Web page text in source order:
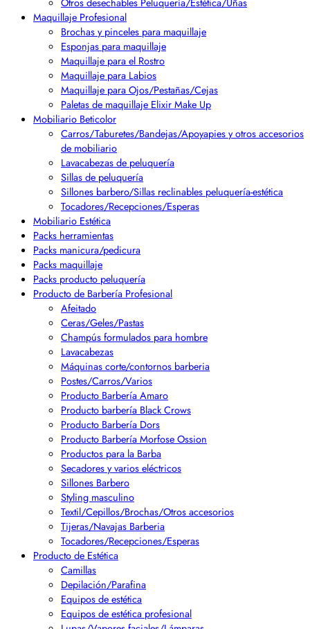
Maquillaje Profesional
Brochas y pinceles para maquillaje
Esponjas para maquillaje
Maquillaje para el Rostro
Maquillaje para Labios
Maquillaje para Ojos/Pestañas/Cejas
Paletas de maquillaje Elixir Make Up
Mobiliario Beticolor
Carros/Taburetes/Bandejas/Apoyapies y otros accesorios
de mobiliario
Lavacabezas de peluquería
Sillas de peluquería
Sillones barbero/Sillas reclinables peluquería-estética
Tocadores/Recepciones/Esperas
Mobiliario Estética
Packs herramientas
Packs manicura/pedicura
Packs maquillaje
Packs producto peluquería
Producto de Barbería Profesional
Afeitado
Ceras/Geles/Pastas
Champús formulados para hombre
Lavacabezas
Máquinas corte/contornos barberia
Postes/Carros/Varios
Producto Barbería Amaro
Producto barbería Black Crows
Producto Barbería Dors
Producto Barbería Morfose Ossion
Productos para la Barba
Secadores y varios eléctricos
Sillones Barbero
Styling masculino
Textil/Cepillos/Brochas/Otros accesorios
Tijeras/Navajas Barberia
Tocadores/Recepciones/Esperas
Producto de Estética
Camillas
Depilación/Parafina
Equipos de estética
Equipos de estética profesional